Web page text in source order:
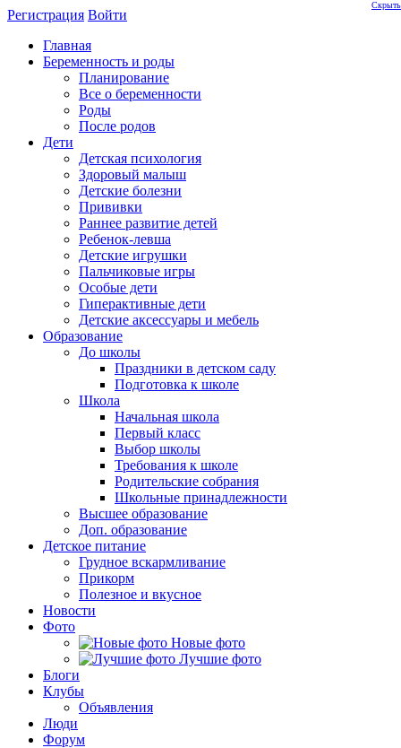
Регистрация Войти
Главная
Беременность и роды
Планирование
Все о беременности
Роды
После родов
Дети
Детская психология
Здоровый малыш
Детские болезни
Прививки
Раннее развитие детей
Ребенок-левша
Детские игрушки
Пальчиковые игры
Особые дети
Гиперактивные дети
Детские аксессуары и мебель
Образование
До школы
Праздники в детском саду
Подготовка к школе
Школа
Начальная школа
Первый класс
Выбор школы
Требования к школе
Родительские собрания
Школьные принадлежности
Высшее образование
Доп. образование
Детское питание
Грудное вскармливание
Прикорм
Полезное и вкусное
Новости
Фото
Новые фото
Лучшие фото
Блоги
Клубы
Объявления
Люди
Форум
Скрыть